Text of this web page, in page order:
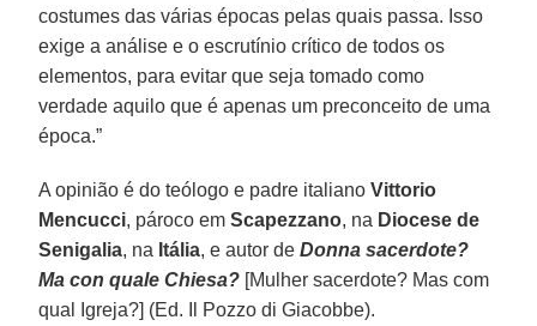
costumes das várias épocas pelas quais passa. Isso
exige a análise e o escrutínio crítico de todos os
elementos, para evitar que seja tomado como
verdade aquilo que é apenas um preconceito de uma
época.”
A opinião é do teólogo e padre italianoVittorio
Mencucci, pároco emScapezzano, na Diocese de
Senigalia, na Itália, e autor deDonna sacerdote?
Ma con quale Chiesa? [Mulher sacerdote? Mas com
qual Igreja?] (Ed. Il Pozzo di Giacobbe).